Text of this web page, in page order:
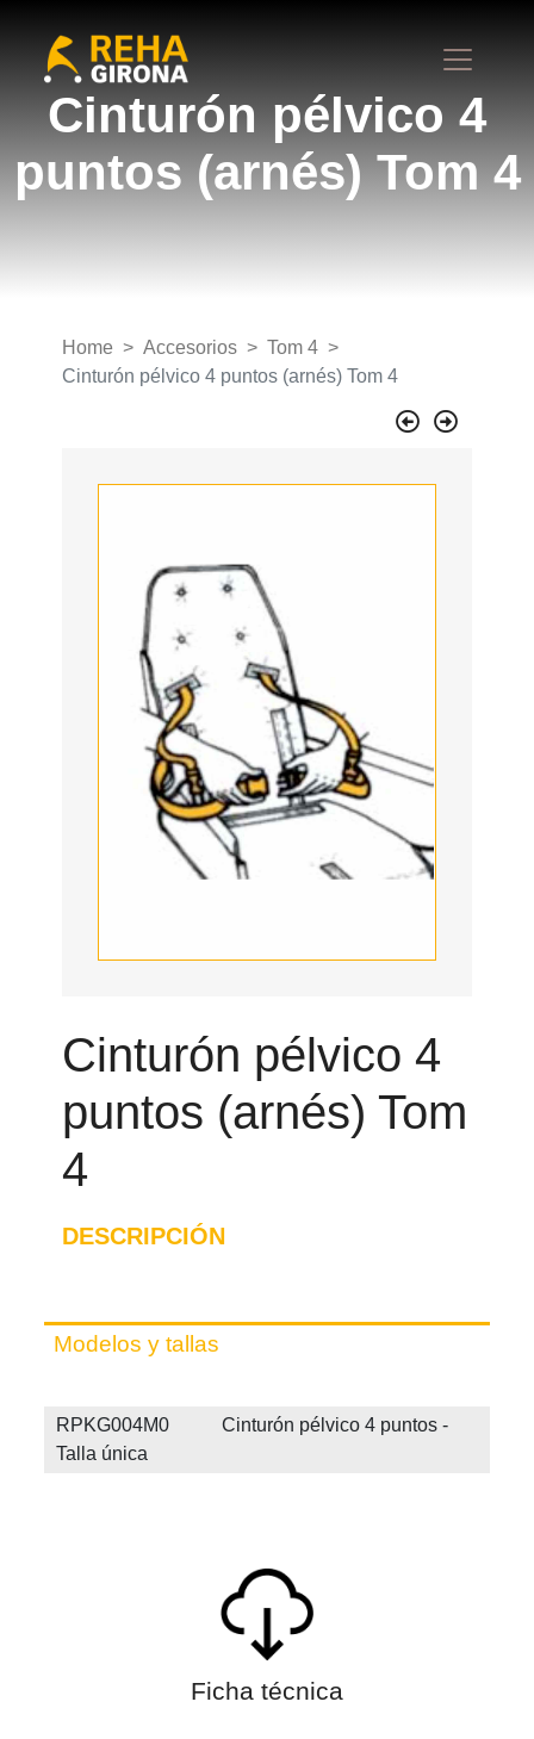
Cinturón pélvico 4
puntos (arnés) Tom 4
Home Accesorios
Tom 4
Cinturón pélvico 4 puntos (arnés) Tom 4
Cinturón pélvico 4
puntos (arnés) Tom
4
DESCRIPCIÓN
Modelos y tallas
RPKG004M0 Cinturón pélvico 4 puntos -
Talla única
Ficha técnica